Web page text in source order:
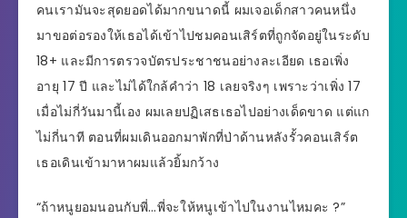
คนเรามันจะสุดยอดได้มากขนาดนี้ ผมเจอเด็กสาวคนหนึ่ง
มาขอต่อรองให้เธอได้เข้าไปชมคอนเสิร์ตที่ถูกจัดอยู่ในระดับ
18+ และมีการตรวจบัตรประชาชนอย่างละเอียด เธอเพิ่ง
อายุ 17 ปี และไม่ได้ใกล้คำว่า 18 เลยจริงๆ เพราะว่าเพิ่ง 17
เมื่อไม่กี่วันมานี้เอง ผมเลยปฏิเสธเธอไปอย่างเด็ดขาด แต่แก
ไม่กี่นาที ตอนที่ผมเดินออกมาพักที่ป่าด้านหลังรั้วคอนเสิร์ต
เธอเดินเข้ามาหาผมแล้วยิ้มกว้าง
“ถ้าหนูยอมนอนกับพี่…พี่จะให้หนูเข้าไปในงานไหมคะ ?”